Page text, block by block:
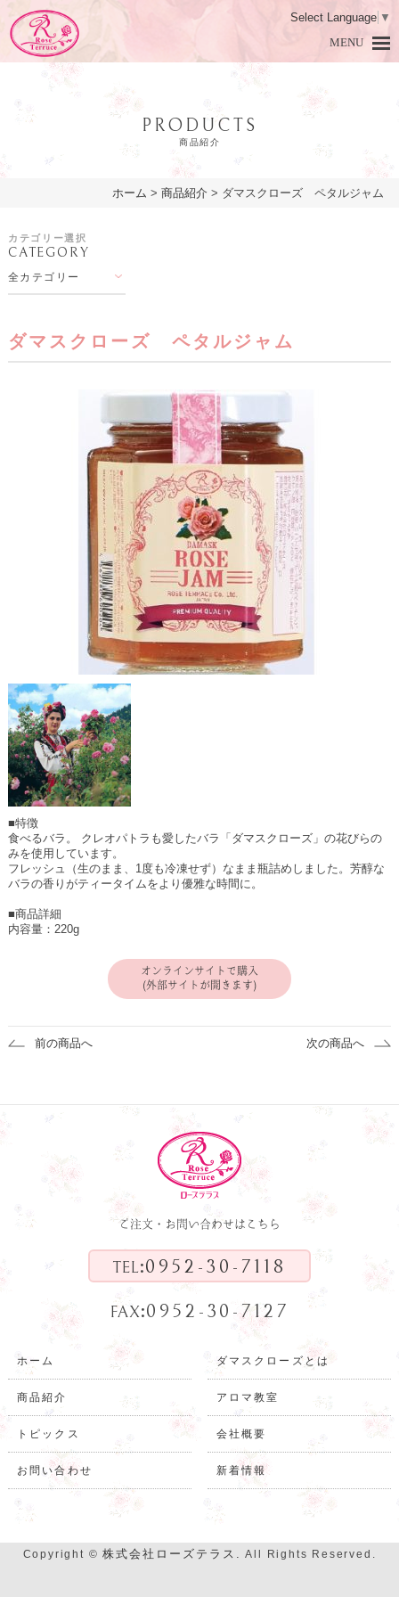
Select Language ▼
MENU
DAMASK ROSE
PRODUCTS 商品紹介
LESSON アロマ教室
PRODUCTS
商品紹介
ホーム >商品紹介 > ダマスクローズ ペタルジャム
カテゴリー選択
CATEGORY
全カテゴリー
ダマスクローズ ペタルジャム
■特徴
食べるバラ。 クレオパトラも愛したバラ「ダマスクローズ」の花びらの
みを使用しています。
フレッシュ（生のまま、1度も冷凍せず）なまま瓶詰めしました。芳醇な
バラの香りがティータイムをより優雅な時間に。
■商品詳細
内容量：220g
オンラインサイトで購入
(外部サイトが開きます)
前の商品へ 次の商品へ
ご注文・お問い合わせはこちら
TEL:0952-30-7118
FAX:0952-30-7127
ホーム ダマスクローズとは
商品紹介 アロマ教室
トピックス 会社概要
お問い合わせ 新着情報
Copyright ©株式会社ローズテラス. All Rights Reserved.